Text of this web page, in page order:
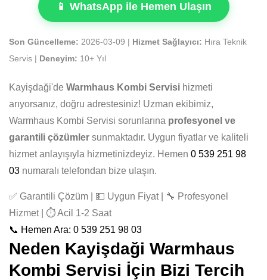
📱 WhatsApp ile Hemen Ulaşın
Son Güncelleme: 2026-03-09 | Hizmet Sağlayıcı: Hıra Teknik
Servis |
Deneyim: 10+ Yıl
Kayişdaği'de Warmhaus Kombi Servisi hizmeti
arıyorsanız, doğru adrestesiniz! Uzman ekibimiz,
Warmhaus Kombi Servisi sorunlarına profesyonel ve
garantili çözümler sunmaktadır. Uygun fiyatlar ve kaliteli
hizmet anlayışıyla hizmetinizdeyiz. Hemen 0 539 251 98
03 numaralı telefondan bize ulaşın.
✅ Garantili Çözüm | 💵 Uygun Fiyat | 🔧 Profesyonel
Hizmet | ⏱️ Acil 1-2 Saat
📞 Hemen Ara: 0 539 251 98 03
Neden Kayişdaği Warmhaus
Kombi Servisi İçin Bizi Tercih